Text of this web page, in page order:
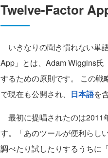
Twelve-Factor
いきなりの聞き慣れない単
App」とは、Adam Wiggins氏
するための原則です。 この戦
で現在も公開され、 日本語を
最初に提唱されたのは2011
す。「あのツールが便利らし
調べたり試したりするうちに